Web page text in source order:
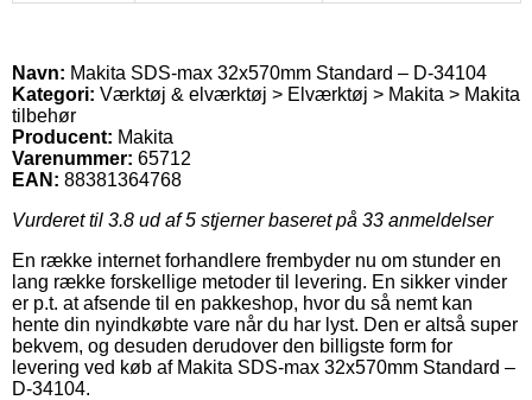
Navn: Makita SDS-max 32x570mm Standard – D-34104
Kategori: Værktøj & elværktøj > Elværktøj > Makita > Makita
tilbehør
Producent: Makita
Varenummer: 65712
EAN: 88381364768
Vurderet til 3.8 ud af 5 stjerner baseret på 33 anmeldelser
En række internet forhandlere frembyder nu om stunder en
lang række forskellige metoder til levering. En sikker vinder
er p.t. at afsende til en pakkeshop, hvor du så nemt kan
hente din nyindkøbte vare når du har lyst. Den er altså super
bekvem, og desuden derudover den billigste form for
levering ved køb af Makita SDS-max 32x570mm Standard –
D-34104.